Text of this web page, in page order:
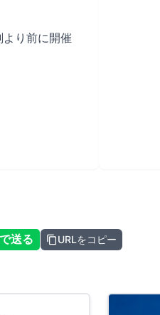
り前に開催
URLをコピー